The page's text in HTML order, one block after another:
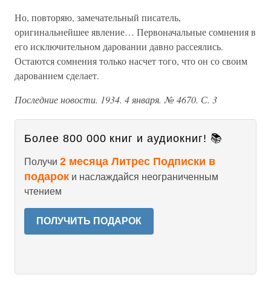
Но, повторяю, замечательный писатель,
оригинальнейшее явление… Первоначальные сомнения в
его исключительном даровании давно рассеялись.
Остаются сомнения только насчет того, что он со своим
дарованием сделает.
Последние новости. 1934. 4 января. № 4670. С. 3
Более 800 000 книг и аудиокниг! 📚
Получи 2 месяца Литрес Подписки в
подарок и наслаждайся неограниченным
чтением
ПОЛУЧИТЬ ПОДАРОК